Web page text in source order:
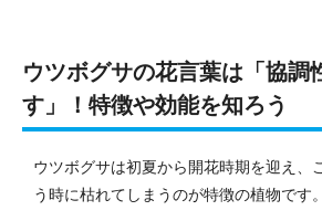
ウツボグサの花言葉は「協調
す」！特徴や効能を知ろう
ウツボグサは初夏から開花時期を迎え、
う時に枯れてしまうのが特徴の植物です。